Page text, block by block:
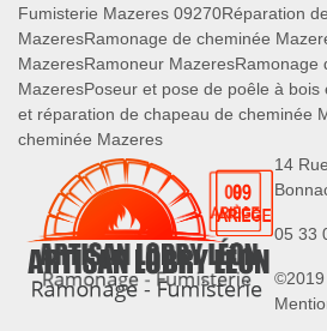
Fumisterie Mazeres 09270Réparation
MazeresRamonage de cheminée
MazeresRamoneur MazeresRamonage
MazeresPoseur et pose de poêle à
et réparation de chapeau de cheminée
cheminée Mazeres
14
05 33
©2019